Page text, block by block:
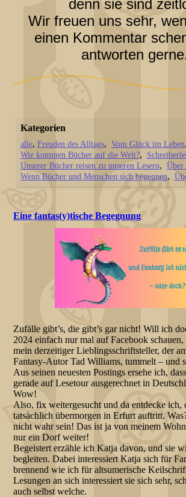
denn sie sind
Wir freuen uns sehr,
einen Kommentar
antworten
Kategorien
alle Freuden des Alltags
Vom Glück im Leben
Wie kommen Bücher auf die Welt?
Unserer Bücher reisen zu unseren Lesern
Über
Wenn Bücher und Menschen sich begegnen
Eine fantas(y)tische Begegnung
Zufälle gibt’s, die gibt’s gar nicht! Will ich
2024 einfach nur mal auf Facebook schauen,
mein derzeitiger Lieblingsschriftsteller, der
Fantasy-Autor Tad Williams, tummelt – und
Aus seinen neuesten Postings ersehe ich,
gerade auf Lesetour ausgerechnet in
Wow!
Also, fix weitergesucht und da entdecke ich,
tatsächlich übermorgen in Erfurt auftritt.
nicht wahr sein! Das ist ja von meinem
nur ein Dorf weiter!
Begeistert erzähle ich Katja davon, und sie
begleiten. Dabei interessiert Katja sich für
brennend wie ich für altsumerische
Lesungen an sich interessiert sie sich sehr,
auch selbst welche.